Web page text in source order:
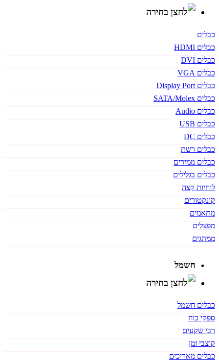
כבלים
כבלים HDMI
כבלים DVI
כבלים VGA
כבלים Display Port
כבלים SATA/Molex
כבלים Audio
כבלים USB
כבלים DC
כבלים רשת
כבלים ממירים
כבלים בגלילים
לוחיות קצה
קונקטורים
מתאמים
מפצלים
ממתגים
חשמל
כבלים חשמל
ספקי כוח
רבי שקעים
קוצבי זמן
כבלים מאריכים